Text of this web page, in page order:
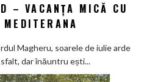
Fiat
–
mică
– VACANȚA MICĂ CU
Magheru, soarele de iulie arde
dar înăuntru ești...